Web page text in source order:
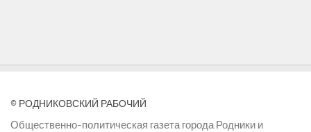
© РОДНИКОВСКИЙ РАБОЧИЙ
Общественно-политическая газета города Родники и